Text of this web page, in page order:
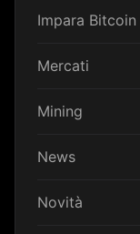
Impara Bitcoin
Mercati
Mining
News
Novità